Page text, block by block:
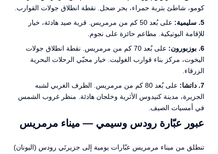
كومو، شاطئ بتربة حمراء، بحر ضحل. نقطة انطلاق جولات القوارب.
5. سليمية:
على بُعد 50 كم من مرمريس. قرية صيد هادئة، خيار
للإقامة البوتيكية. مطاعم حائزة على نجوم.
6. بوزبورون:
على بُعد 70 كم من مرمريس. نقطة انطلاق جولات
اليخوت، مركز بناء قوارب الغوليت. خيار محبّي الرحلات البحرية
الزرقاء.
7. داتشا:
على بُعد 80 كم من مرمريس. الطرف الغربي لشبه
الجزيرة، مدينة كنيدوس الأثرية وخلجان هادئة. منظر غروب الشمس
في أمسيات الصيف.
عبور عبّارة رودس وسيمي — ميناء مرمريس
تنطلق من ميناء مرمريس عبّارات يومية إلى جزيرتَي رودس (اليونان)